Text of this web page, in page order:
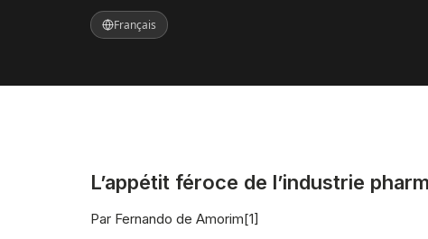
Français
L’appétit féroce de l’industrie
Par Fernando de Amorim[1]